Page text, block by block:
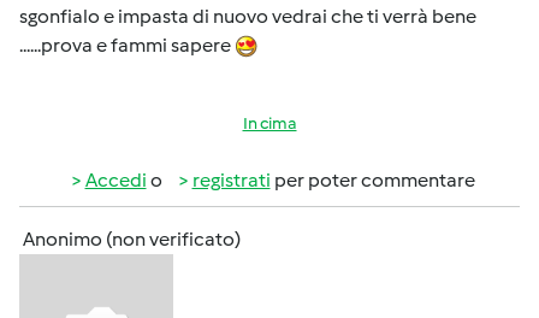
sgonfialo e impasta di nuovo vedrai che ti verrà bene
......prova e fammi sapere
In cima
Accedi o registrati per poter commentare
Anonimo (non verificato)